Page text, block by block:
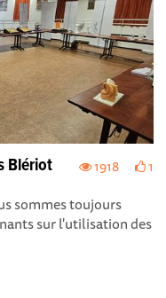
1918 1
Blériot
sommes toujours
sur l'utilisation des